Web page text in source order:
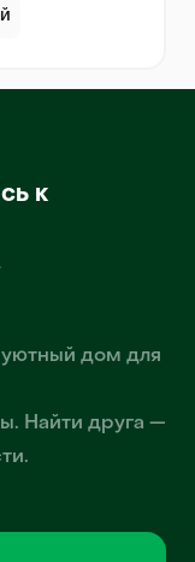
к
уютный дом для
Найти друга —